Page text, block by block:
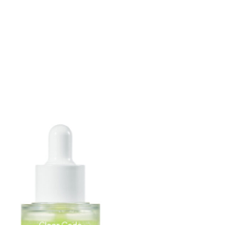
zaštitu od sunca s visokim